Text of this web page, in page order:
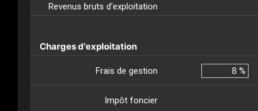
Revenus bruts d'exploitation
Charges d'exploitation
Frais de gestion %
Impôt foncier